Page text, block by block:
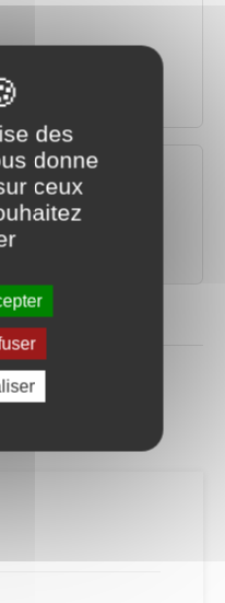
d'un
dans les bâtiments
des
donne
ceux